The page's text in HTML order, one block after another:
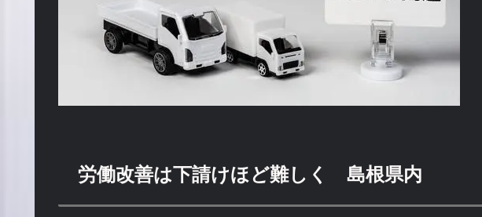
労働改善は下請けほど難しく 島根県内